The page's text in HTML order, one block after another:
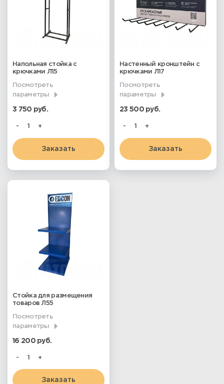
Напольная стойка с
крючками Л15
Посмотреть
параметры
3 750 руб.
Заказать
- +
Настенный кронштейн с
крючками Л17
Посмотреть
параметры
23 500 руб.
Заказать
- +
Стойка для размещения
товаров Л55
Посмотреть
параметры
16 200 руб.
Заказать
- +